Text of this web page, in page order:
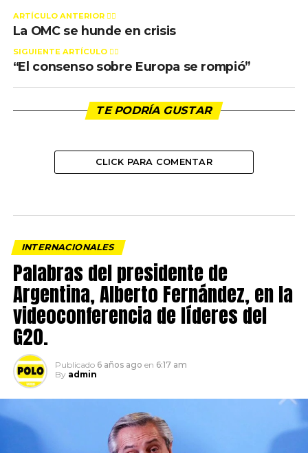
ARTÍCULO ANTERIOR 👉🏻
La OMC se hunde en crisis
SIGUIENTE ARTÍCULO 👈🏻
“El consenso sobre Europa se rompió”
TE PODRÍA GUSTAR
CLICK PARA COMENTAR
INTERNACIONALES
Palabras del presidente de
Argentina, Alberto Fernández, en la
videoconferencia de líderes del
G20.
Publicado 6 años ago en 6:17 am
By admin